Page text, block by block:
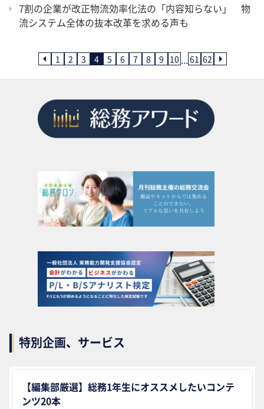
7割の企業が改正物流効率化法の「内容知らない」 物
流システム全体の抜本改革を求める声も
1 2 3 4 5 6 7 8 9 10 ...61 62
特別企画、サービス
【編集部厳選】総務1年生にオススメしたいコンテ
ンツ20本